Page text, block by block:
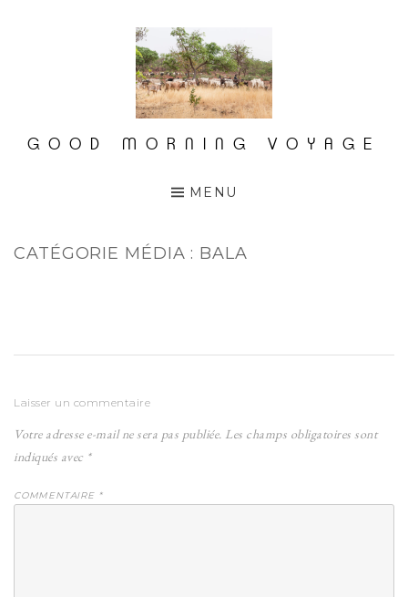
GOOD MORNING VOYAGE
MENU
CATÉGORIE MÉDIA : BALA
Laisser un commentaire
Votre adresse e-mail ne sera pas publiée. Les champs obligatoires sont
indiqués avec *
COMMENTAIRE *